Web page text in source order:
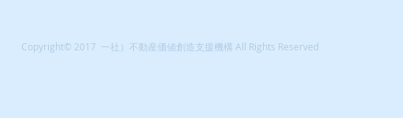
Copyright© 2017 一社）不動産価値創造支援機構 All Rights Reserved